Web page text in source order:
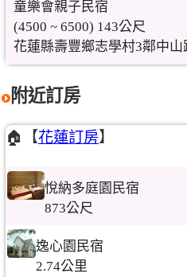
童樂會親子民宿
(4500 ~ 6500) 143公尺
花蓮縣壽豐鄉志學村3鄰中
附近訂房
🏠【花蓮訂房】
悅納多庭園民宿
873公尺
逸心園民宿
2.74公里